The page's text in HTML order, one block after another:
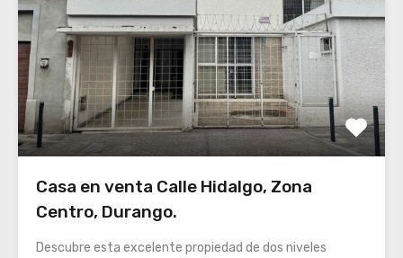
Casa en venta Calle Hidalgo, Zona
Centro, Durango.
Descubre esta excelente propiedad de dos niveles